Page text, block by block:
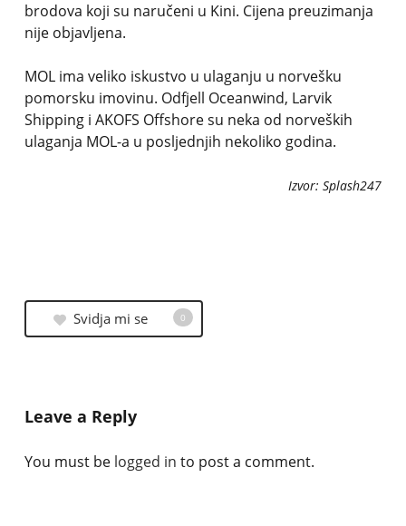
brodova koji su naručeni u Kini. Cijena preuzimanja
nije objavljena.
MOL ima veliko iskustvo u ulaganju u norvešku
pomorsku imovinu. Odfjell Oceanwind, Larvik
Shipping i AKOFS Offshore su neka od norveških
ulaganja MOL-a u posljednjih nekoliko godina.
Izvor: Splash247
Svidja mi se 0
Leave a Reply
You must be logged in to post a comment.